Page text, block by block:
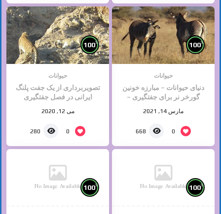
100%
حیوانات
دنیای حیوانات – مبارزه خونین
گورخر نر برای جفتگیری –
مارس 14, 2021
0
668
100%
حیوانات
تصویربرداری از یک جفت پلنگ
ایرانی در فصل جفتگیری
می 12, 2020
0
280
No Image Available 100%
No Image Available 100%